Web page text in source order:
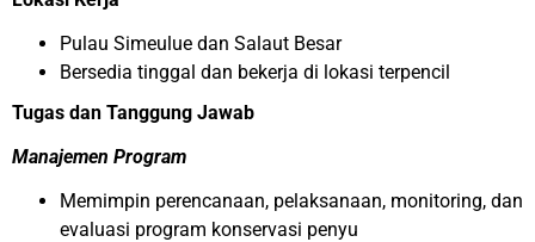
Pulau Simeulue dan Salaut Besar
Bersedia tinggal dan bekerja di lokasi terpencil
Tugas dan Tanggung Jawab
Manajemen Program
Memimpin perencanaan, pelaksanaan, monitoring, dan
evaluasi program konservasi penyu